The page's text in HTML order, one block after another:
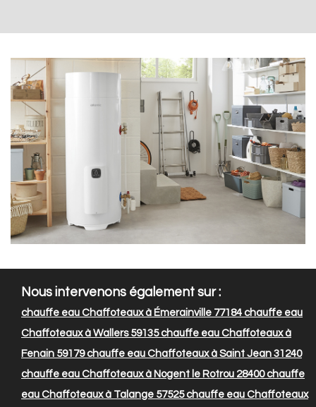
Nous intervenons également sur :
chauffe eau Chaffoteaux à Émerainville 77184 chauffe eau
Chaffoteaux à Wallers 59135chauffe eau Chaffoteaux à
Fenain 59179chauffe eau Chaffoteaux à Saint Jean 31240
chauffe eau Chaffoteaux à Nogent le Rotrou 28400chauffe
eau Chaffoteaux à Talange 57525chauffe eau Chaffoteaux